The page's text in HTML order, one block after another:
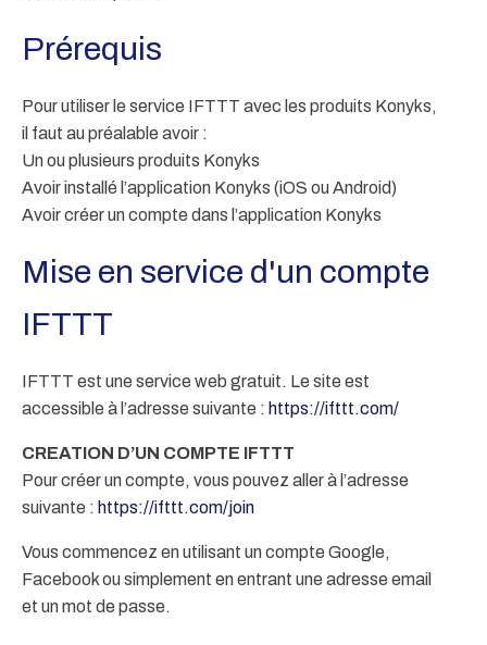
Prérequis
Pour utiliser le service IFTTT avec les produits Konyks,
il faut au préalable avoir :
Un ou plusieurs produits Konyks
Avoir installé l’application Konyks (iOS ou Android)
Avoir créer un compte dans l’application Konyks
Mise en service d'un compte
IFTTT
IFTTT est une service web gratuit. Le site est
accessible à l’adresse suivante : https://ifttt.com/
CREATION D’UN COMPTE IFTTT
Pour créer un compte, vous pouvez aller à l’adresse
suivante : https://ifttt.com/join
Vous commencez en utilisant un compte Google,
Facebook ou simplement en entrant une adresse email
et un mot de passe.